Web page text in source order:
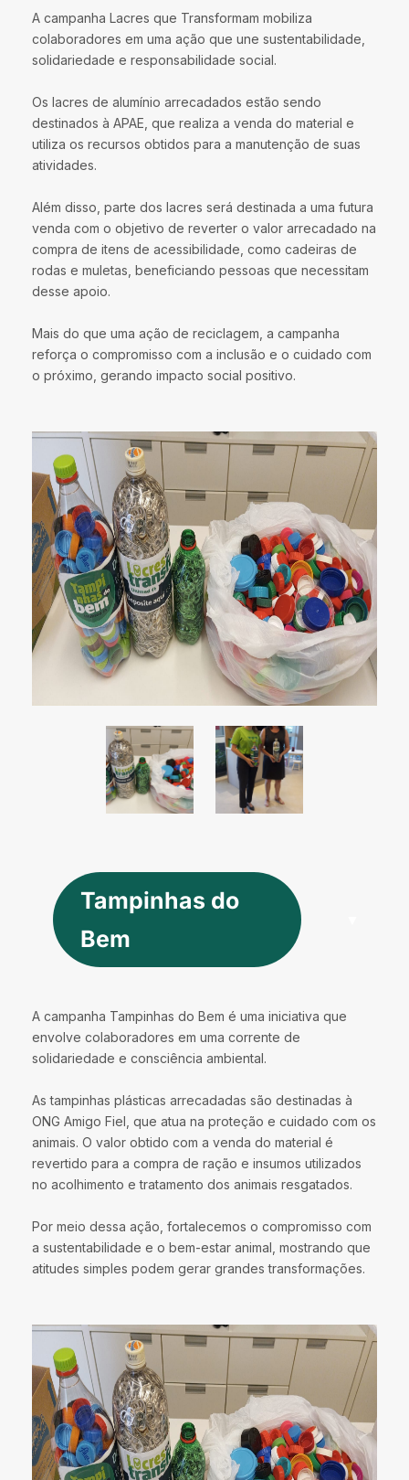
A campanha Lacres que Transformam mobiliza
colaboradores em uma ação que une sustentabilidade,
solidariedade e responsabilidade social.
Os lacres de alumínio arrecadados estão sendo
destinados à APAE, que realiza a venda do material e
utiliza os recursos obtidos para a manutenção de suas
atividades.
Além disso, parte dos lacres será destinada a uma futura
venda com o objetivo de reverter o valor arrecadado na
compra de itens de acessibilidade, como cadeiras de
rodas e muletas, beneficiando pessoas que necessitam
desse apoio.
Mais do que uma ação de reciclagem, a campanha
reforça o compromisso com a inclusão e o cuidado com
o próximo, gerando impacto social positivo.
Tampinhas do
Bem
A campanha Tampinhas do Bem é uma iniciativa que
envolve colaboradores em uma corrente de
solidariedade e consciência ambiental.
As tampinhas plásticas arrecadadas são destinadas à
ONG Amigo Fiel, que atua na proteção e cuidado com os
animais. O valor obtido com a venda do material é
revertido para a compra de ração e insumos utilizados
no acolhimento e tratamento dos animais resgatados.
Por meio dessa ação, fortalecemos o compromisso com
a sustentabilidade e o bem-estar animal, mostrando que
atitudes simples podem gerar grandes transformações.